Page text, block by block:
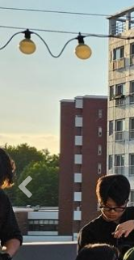
Previous